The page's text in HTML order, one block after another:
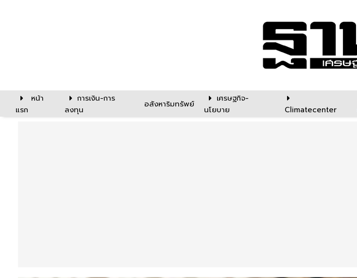
หน้า
แรก
การเงิน-การ
ลงทุน
อสังหาริมทรัพย์
เศรษฐกิจ-
นโยบาย
Climatecenter